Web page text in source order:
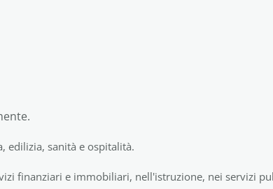
edilizia, sanità e ospitalità.
finanziari e immobiliari, nell'istruzione, nei servizi